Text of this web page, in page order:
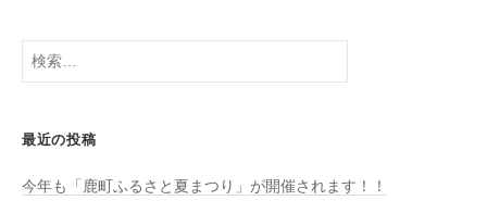
検
最近の投稿
今年も「鹿町ふるさと夏まつり」が開催されます！！